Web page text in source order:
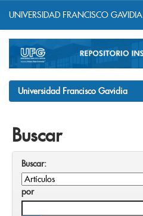
navigation
UNIVERSIDAD FRANCISCO GAVIDIA
Universidad Francisco Gavidia
Buscar
Buscar:
por